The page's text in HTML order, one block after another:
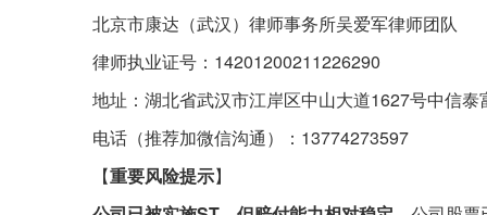
北京市康达（武汉）律师事务所吴爱军律师团队
律师执业证号： 14201200211226290
地址：湖北省武汉市江岸区中山大道1627号中信泰
电话（推荐加微信沟通）： 13774273597
【重要风险提示】